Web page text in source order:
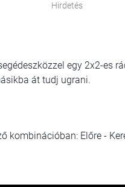
Hirdetés
egy 2x2-es
át tudj ugrani.
kombinációban: Előre -